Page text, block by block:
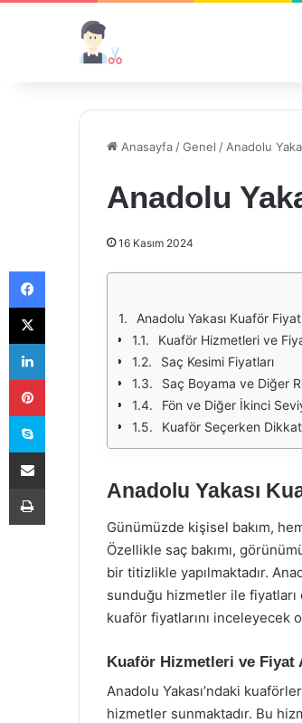
Anasayfa /Genel / Anadolu
Anadolu
16 Kasım 2024
Anadolu Yakası Kuaför
Kuaför Hizmetleri ve
Saç Kesimi Fiyatları
Saç Boyama ve Diğer
Fön ve Diğer İkinci
Kuaför Seçerken
Anadolu Yakası
Günümüzde kişisel bakım,
Özellikle saç bakımı,
bir titizlikle yapılmaktadır.
sunduğu hizmetler ile fiyatları
kuaför fiyatlarını inceleyecek
Kuaför Hizmetleri ve Fiyat
Anadolu Yakası’ndaki
hizmetler sunmaktadır. Bu
Facebook
X
LinkedIn
Pinterest
Skype
E-Posta ile paylaş